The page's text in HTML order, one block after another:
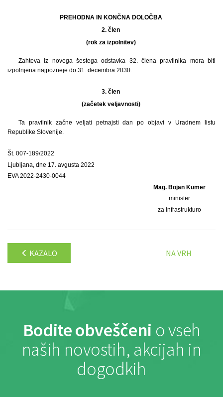
PREHODNA IN KONČNA DOLOČBA
2. člen
(rok za izpolnitev)
Zahteva iz novega šestega odstavka 32. člena pravilnika mora biti
izpolnjena najpozneje do 31. decembra 2030.
3. člen
(začetek veljavnosti)
Ta pravilnik začne veljati petnajsti dan po objavi v Uradnem listu
Republike Slovenije.
Št. 007-189/2022
Ljubljana, dne 17. avgusta 2022
EVA 2022-2430-0044
Mag. Bojan Kumer
minister
za infrastrukturo
KAZALO NA VRH
Bodite obveščeni o vseh
naših novostih, akcijah in
dogodkih